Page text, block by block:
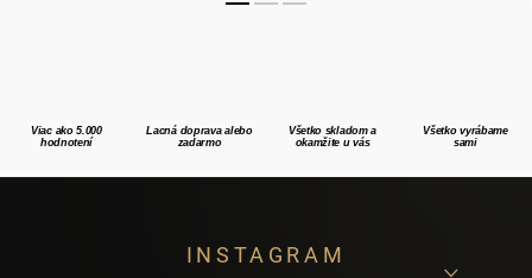
Viac ako 5.000
hodnotení
Lacná doprava alebo
zadarmo
Všetko skladom a
okamžite u vás
Všetko vyrábame
sami
INSTAGRAM